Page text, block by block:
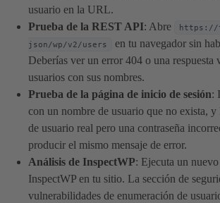
usuario en la URL.
Prueba de la REST API: Abre
https://
json/wp/v2/users
en tu navegador sin
Deberías ver un error 404 o una respuesta
usuarios con sus nombres.
Prueba de la página de inicio de sesión:
con un nombre de usuario que no exista,
de usuario real pero una contraseña
producir el mismo mensaje de error.
Análisis de InspectWP: Ejecuta un
InspectWP en tu sitio. La sección de
vulnerabilidades de enumeración de